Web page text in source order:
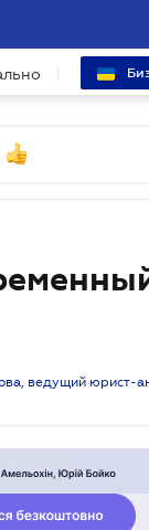
ведущий юрист-